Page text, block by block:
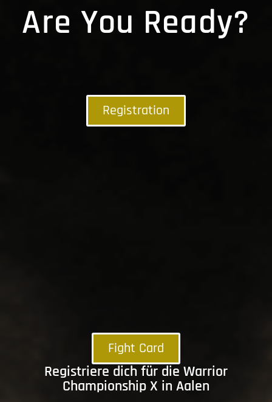
Are You Ready?
Registration
Fight Card
Registriere dich für die Warrior
Championship X in Aalen